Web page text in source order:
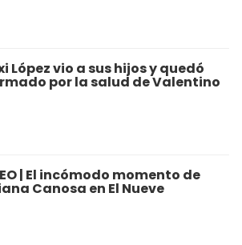
López vio a sus hijos y quedó
por la salud de Valentino
| El incómodo momento de
Canosa en El Nueve